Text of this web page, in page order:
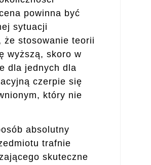
powinna być
sytuacji
że stosowanie teorii
wyższą, skoro w
dla jednych dla
czerpie się
który nie
absolutny
trafnie
skuteczne